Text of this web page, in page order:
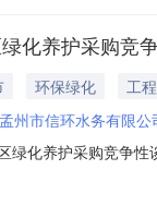
化养护采购竞
环保绿化
工程
孟州市信环水务有限公
绿化养护采购竞争
竞谈方式：公开竞